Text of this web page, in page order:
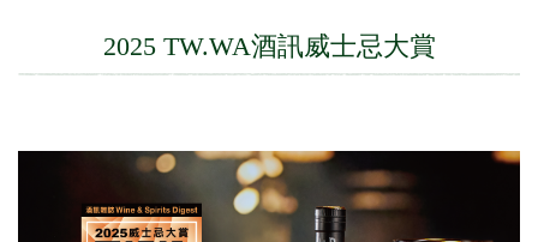
2025 TW.WA酒訊威士忌大賞